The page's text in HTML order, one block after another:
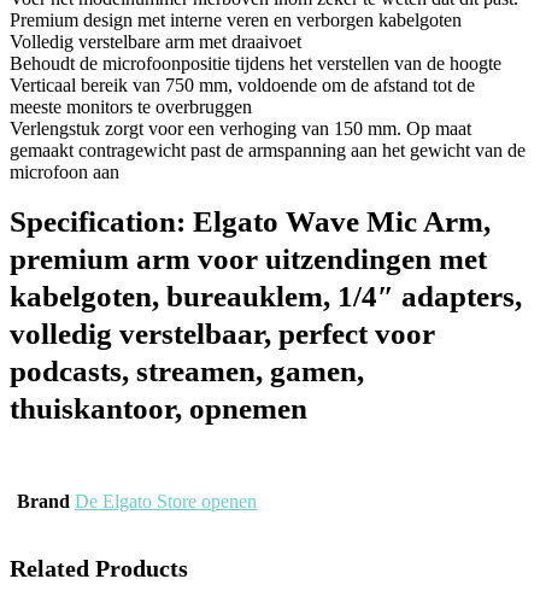
Premium design met interne veren en verborgen kabelgoten
Volledig verstelbare arm met draaivoet
Behoudt de microfoonpositie tijdens het verstellen van de hoogte
Verticaal bereik van 750 mm, voldoende om de afstand tot de
meeste monitors te overbruggen
Verlengstuk zorgt voor een verhoging van 150 mm. Op maat
gemaakt contragewicht past de armspanning aan het gewicht van de
microfoon aan
Specification: Elgato Wave Mic Arm,
premium arm voor uitzendingen met
kabelgoten, bureauklem, 1/4″ adapters,
volledig verstelbaar, perfect voor
podcasts, streamen, gamen,
thuiskantoor, opnemen
Brand De Elgato Store openen
Related Products